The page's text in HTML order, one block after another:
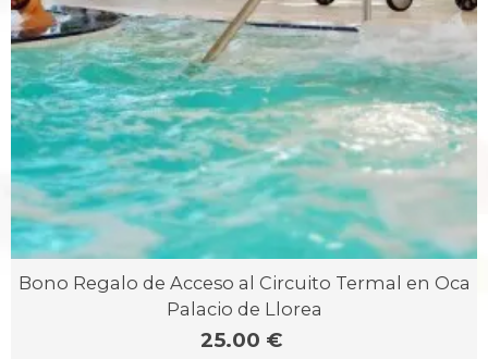
Bono Regalo de Acceso al Circuito Termal en Oca
Palacio de Llorea
25.00 €